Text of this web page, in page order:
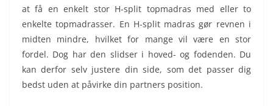
at få en enkelt stor H-split topmadras med eller to
enkelte topmadrasser. En H-split madras gør revnen i
midten mindre, hvilket for mange vil være en stor
fordel. Dog har den slidser i hoved- og fodenden. Du
kan derfor selv justere din side, som det passer dig
bedst uden at påvirke din partners position.